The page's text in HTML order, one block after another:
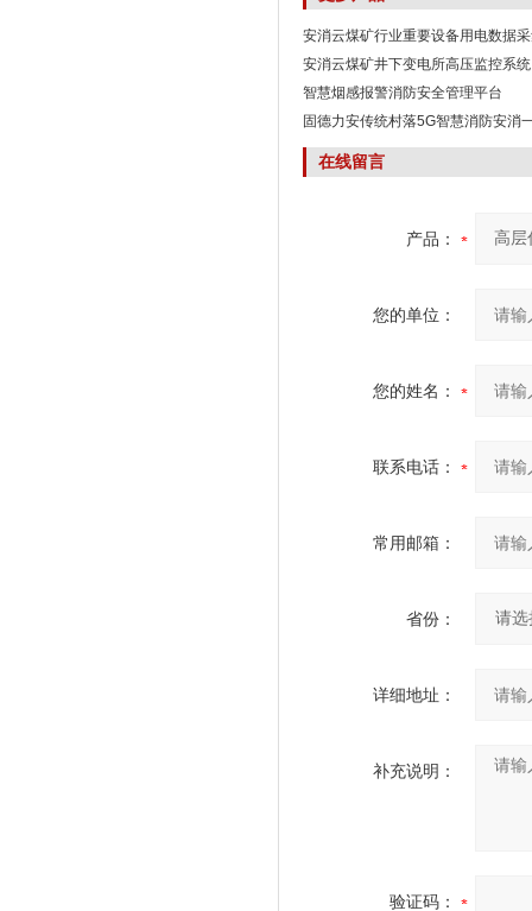
安消云煤矿行业重要设备用电数据
安消云煤矿井下变电所高压监控系统
智慧烟感报警消防安全管理平台
固德力安传统村落5G智慧消防安消
在线留言
产品：
您的单位：
您的姓名：
联系电话：
常用邮箱：
省份：
详细地址：
补充说明：
验证码：